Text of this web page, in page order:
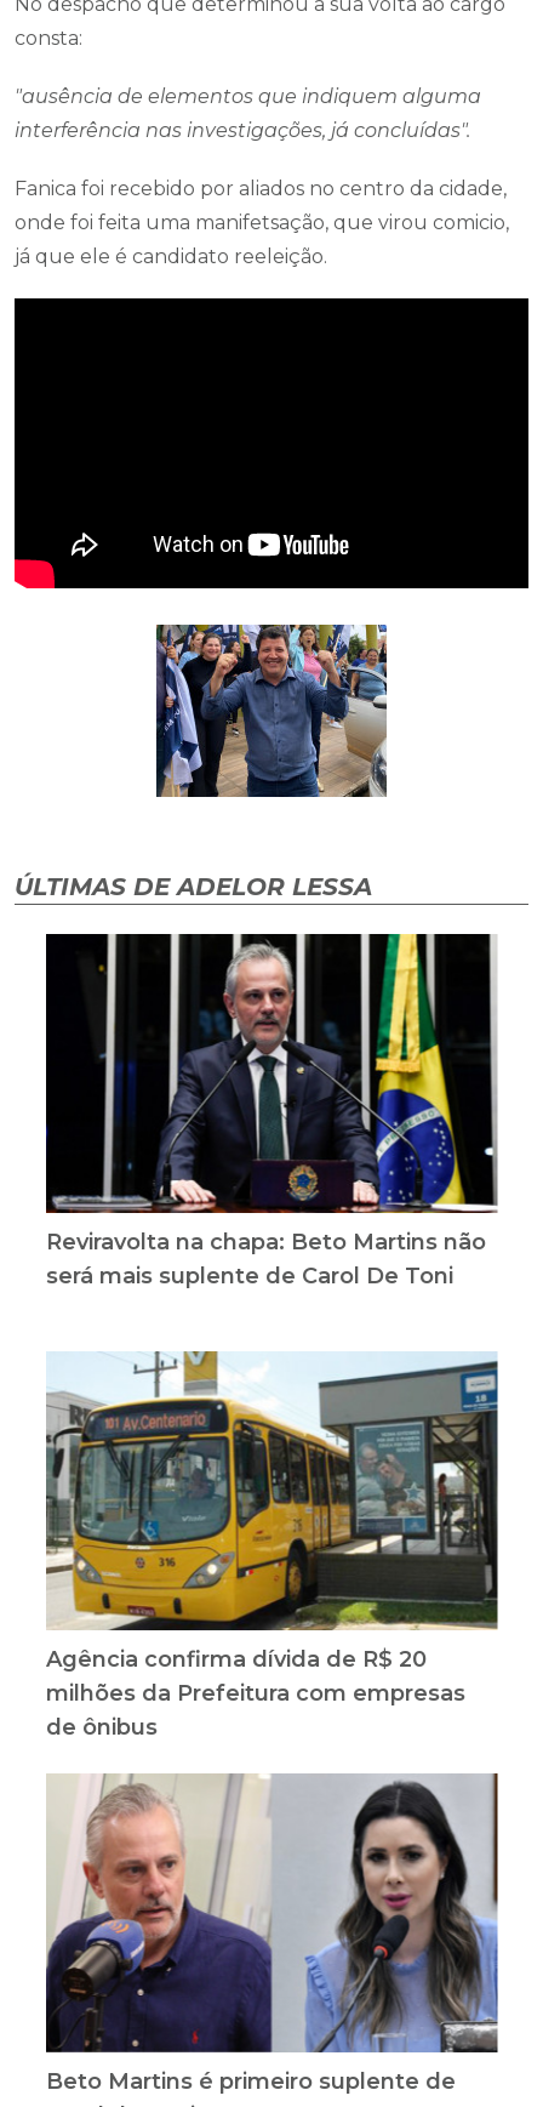
consta:
"ausência de elementos que indiquem alguma
interferência nas investigações, já concluídas".
Fanica foi recebido por aliados no centro da cidade,
onde foi feita uma manifetsação, que virou comicio,
já que ele é candidato reeleição.
ÚLTIMAS DE ADELOR LESSA
Reviravolta na chapa: Beto Martins não
será mais suplente de Carol De Toni
Agência confirma dívida de R$ 20
milhões da Prefeitura com empresas
de ônibus
Beto Martins é primeiro suplente de